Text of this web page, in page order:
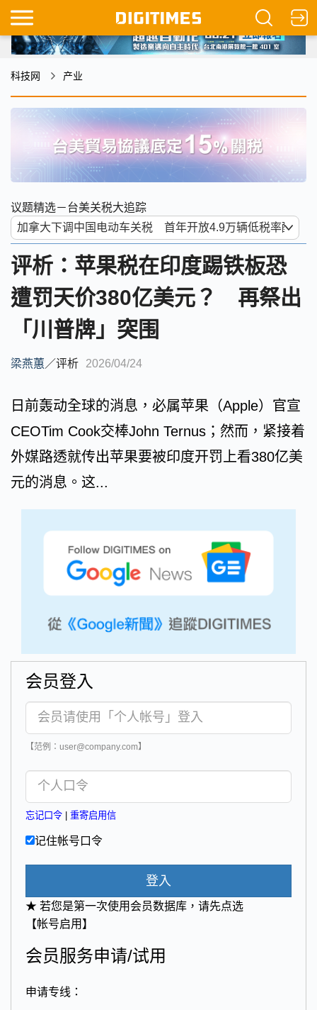
科技网 产业
议题精选－台美关税大追踪
评析：苹果税在印度踢铁板恐
遭罚天价380亿美元？ 再祭出
「川普牌」突围
梁燕蕙 ／评析 2026/04/24
日前轰动全球的消息，必属苹果（Apple）官宣
CEOTim Cook交棒John Ternus；然而，紧接着
外媒路透就传出苹果要被印度开罚上看380亿美
元的消息。这...
会员登入
【范例：user@company.com】
忘记口令 重寄启用信
记住帐号口令
登入
★ 若您是第一次使用会员数据库，请先点选
【帐号启用】
会员服务申请/试用
申请专线：